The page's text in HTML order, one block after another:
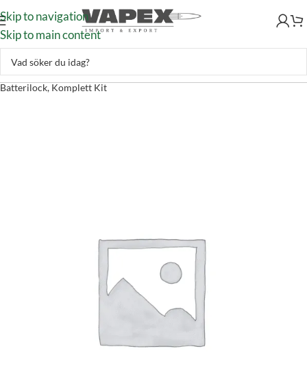
Skip to navigation
Skip to main content
Jakt & Fiske–Optik–Reservdelar–Leupold VX-5HD, 6HD Ny
Batterilock, Komplett Kit